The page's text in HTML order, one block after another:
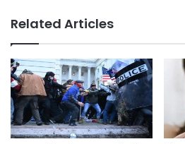
Related Articles